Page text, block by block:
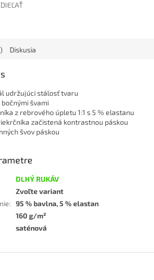
Diskusia
udržujúci stálosť tvaru
švami
z rebrového úpletu 1:1 s 5 % elastanu
začistená kontrastnou páskou
švov páskou
DLHÝ RUKÁV
Zvoľte variant
: 95 % bavlna, 5 % elastan
160 g/m²
saténová